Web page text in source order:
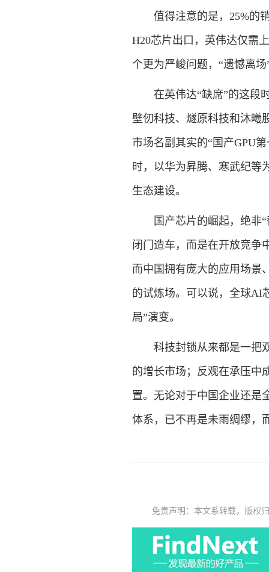
值得注意的是，25%的
H20芯片出口，英伟达仅需
个更为严峻问题，“遗憾离
在英伟达“缺席”的这段
壁仞科技、燧原科技和沐曦
市场名副其实的“国产GPU
时，以华为昇腾、寒武纪等
生态建设。
国产芯片的崛起，绝非
闭门造车，而是在开放竞争
而中国拥有庞大的应用场景
的试炼场。可以说，全球AI
局”演变。
科技封锁从来都是一把
的增长市场；反观在承压中
置。无论对于中国企业还是
体系，已不再是未雨绸缪，
免责声明：本文系转载，版权